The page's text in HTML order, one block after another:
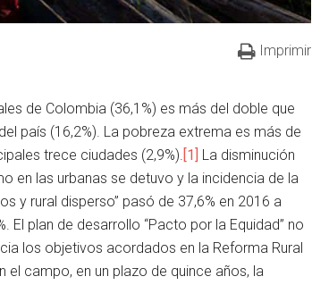
Imprimir
de Colombia (36,1%) es más del doble que
país (16,2%). La pobreza extrema es más de
trece ciudades (2,9%). [1]
La disminución
en las urbanas se detuvo y la incidencia de la
y rural disperso” pasó de 37,6% en 2016 a
El plan de desarrollo “Pacto por la Equidad” no
los objetivos acordados en la Reforma Rural
el campo, en un plazo de quince años, la